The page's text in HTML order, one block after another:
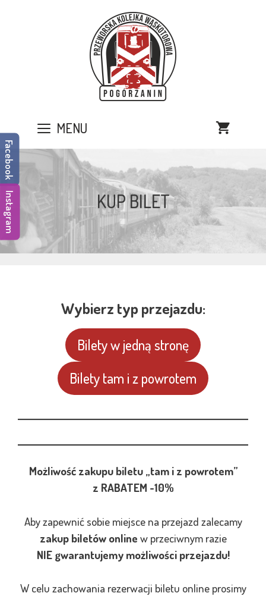
MENU
KUP BILET
Wybierz typ przejazdu:
Bilety w jedną stronę
Bilety tam i z powrotem
Możliwość zakupu biletu „tam i z powrotem”
z RABATEM -10%
Aby zapewnić sobie miejsce na przejazd zalecamy
zakup biletów online w przeciwnym razie
NIE gwarantujemy możliwości przejazdu!
W celu zachowania rezerwacji biletu online prosimy
Facebook
Instagram